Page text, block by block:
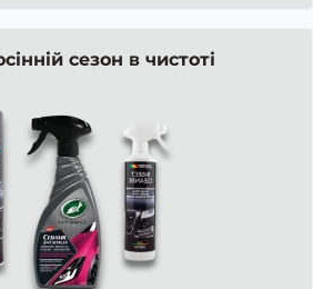
сезон в чистоті